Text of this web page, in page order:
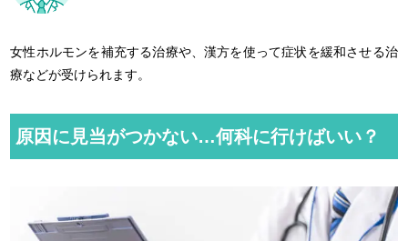
女性ホルモンを補充する治療や、漢方を使って症状を緩和させる治
療などが受けられます。
原因に見当がつかない…何科に行けばいい？